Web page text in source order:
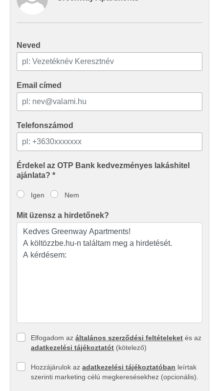
Neved
Email címed
Telefonszámod
Érdekel az OTP Bank kedvezményes lakáshitel
ajánlata? *
Igen Nem
Mit üzensz a hirdetőnek?
Elfogadom azáltalános szerződési feltételeket és az
adatkezelési tájékoztatót (kötelező)
Hozzájárulok azadatkezelési tájékoztatóban leírtak
szerinti marketing célú megkeresésekhez (opcionális).